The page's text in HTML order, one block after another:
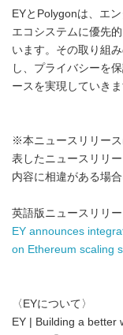
EYとPolygonは、エ
エコシステムに優先
います。その取り組
し、プライバシーを
ースを実現していきま
※本ニュースリリー
表したニュースリリ
内容に相違がある場
英語版ニュースリリ
EY announces
on Ethereum scaling
〈EYについて〉
EY | Building a better